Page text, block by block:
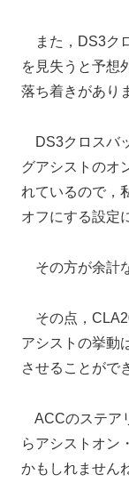
また，DS3ク
を見失うと予想
落ち着きがあり
DS3クロスバ
グアシストのオ
れているので，
オフにする設定
その方が余計
その点，
アシストの挙動
させることがで
ACCのステア
らアシストオン
かもしれません